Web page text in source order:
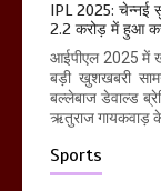
IPL 2025: चेन्नई
2.2 करोड़ में हुआ
आईपीएल 2025 में
बड़ी खुशखबरी
बल्लेबाज डेवाल्ड
ऋतुराज गायकवाड़ के
Sports